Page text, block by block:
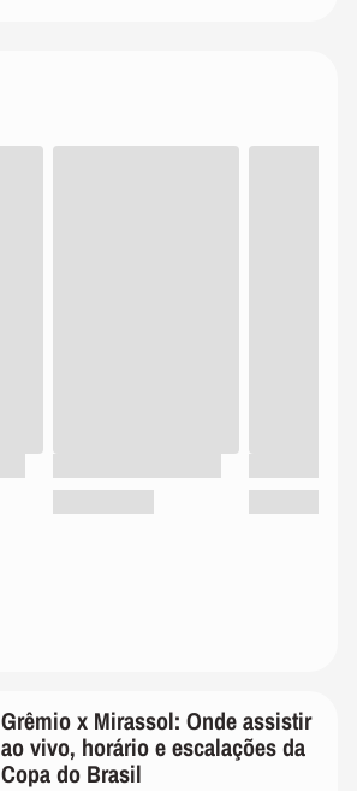
Grêmio x Mirassol: Onde assistir
ao vivo, horário e escalações da
Copa do Brasil